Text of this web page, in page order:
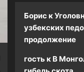
Бориск
узбекских
продолжение
гостьк В